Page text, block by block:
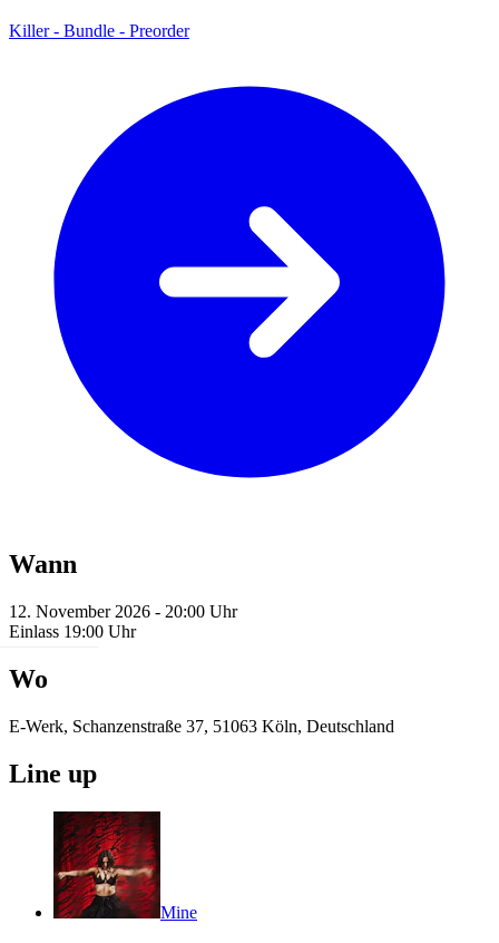
Killer - Bundle - Preorder
Wann
12. November 2026 - 20:00 Uhr
Einlass 19:00 Uhr
Wo
E-Werk, Schanzenstraße 37, 51063 Köln, Deutschland
Line up
Mine